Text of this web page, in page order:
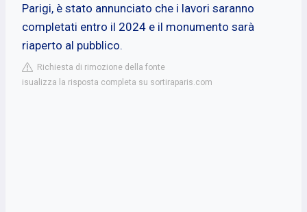
Parigi, è stato annunciato che i lavori saranno
completati entro il 2024 e il monumento sarà
riaperto al pubblico.
Richiesta di rimozione della fonte
isualizza la risposta completa su sortiraparis.com